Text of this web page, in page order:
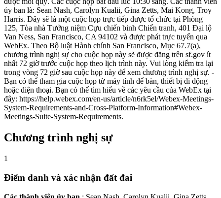
ủy ban là: Sean Nash, Carolyn Kualii, Gina Zetts, Mai Kong, Troy
Harris. Đây sẽ là một cuộc họp trực tiếp được tổ chức tại Phòng
125, Tòa nhà Tưởng niệm Cựu chiến binh Chiến tranh, 401 Đại lộ
Van Ness, San Francisco, CA 94102 và được phát trực tuyến qua
WebEx. Theo Bộ luật Hành chính San Francisco, Mục 67.7(a),
chương trình nghị sự cho cuộc họp này sẽ được đăng trên sf.gov ít
nhất 72 giờ trước cuộc họp theo lịch trình này. Vui lòng kiểm tra lại
trong vòng 72 giờ sau cuộc họp này để xem chương trình nghị sự. -
Bạn có thể tham gia cuộc họp từ máy tính để bàn, thiết bị di động
hoặc điện thoại. Bạn có thể tìm hiểu về các yêu cầu của WebEx tại
đây: https://help.webex.com/en-us/article/n6rk5el/Webex-Meetings-
System-Requirements-and-Cross-Platform-Information#Webex-
Meetings-Suite-System-Requirements.
Chương trình nghị sự
1
Điểm danh và xác nhận đất đai